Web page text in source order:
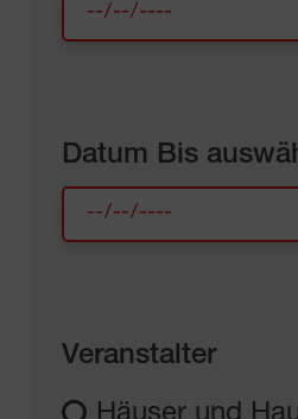
Datum Bis
Veranstalter